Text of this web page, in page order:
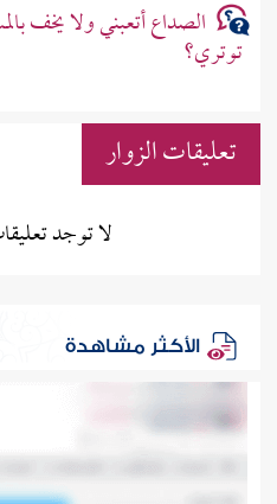
الصداع أتعبني ولا يخف
توتري؟
تعليقات الزوار
لا توجد
الأكثر مشاهدة